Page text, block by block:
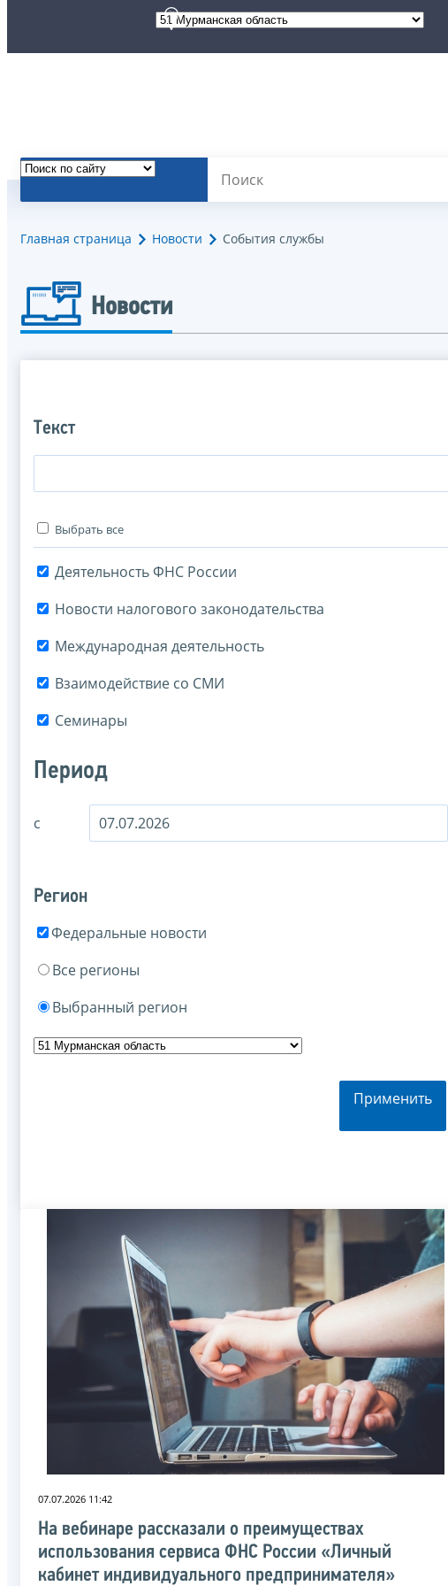
Главная страница Новости События службы
Новости
Текст
Выбрать все
Деятельность ФНС России
Новости налогового законодательства
Международная деятельность
Взаимодействие со СМИ
Семинары
Период
с
Регион
Федеральные новости
Все регионы
Выбранный регион
Применить
07.07.2026 11:42
На вебинаре рассказали о преимуществах
использования сервиса ФНС России «Личный
кабинет индивидуального предпринимателя»